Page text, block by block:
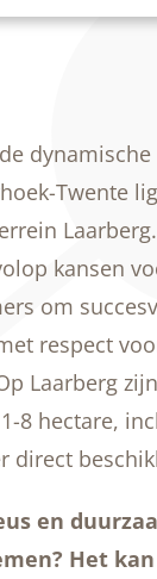
dynamische
Twente
kansen
om
respect
Laarberg
8 hectare,
direct
en
Het